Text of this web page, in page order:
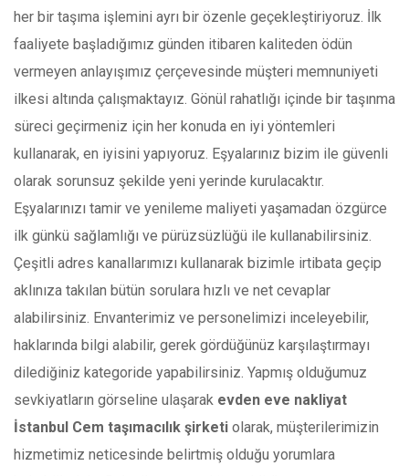
her bir taşıma işlemini ayrı bir özenle geçekleştiriyoruz. İlk
faaliyete başladığımız günden itibaren kaliteden ödün
vermeyen anlayışımız çerçevesinde müşteri memnuniyeti
ilkesi altında çalışmaktayız. Gönül rahatlığı içinde bir taşınma
süreci geçirmeniz için her konuda en iyi yöntemleri
kullanarak, en iyisini yapıyoruz. Eşyalarınız bizim ile güvenli
olarak sorunsuz şekilde yeni yerinde kurulacaktır.
Eşyalarınızı tamir ve yenileme maliyeti yaşamadan özgürce
ilk günkü sağlamlığı ve pürüzsüzlüğü ile kullanabilirsiniz.
Çeşitli adres kanallarımızı kullanarak bizimle irtibata geçip
aklınıza takılan bütün sorulara hızlı ve net cevaplar
alabilirsiniz. Envanterimiz ve personelimizi inceleyebilir,
haklarında bilgi alabilir, gerek gördüğünüz karşılaştırmayı
dilediğiniz kategoride yapabilirsiniz. Yapmış olduğumuz
sevkiyatların görseline ulaşarak evden eve nakliyat
İstanbul Cem taşımacılık şirketi olarak, müşterilerimizin
hizmetimiz neticesinde belirtmiş olduğu yorumlara